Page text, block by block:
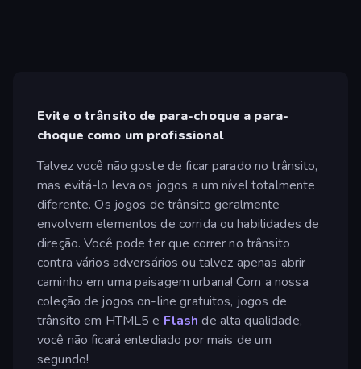
Evite o trânsito de para-choque a para-
choque como um profissional
Talvez você não goste de ficar parado no trânsito,
mas evitá-lo leva os jogos a um nível totalmente
diferente. Os jogos de trânsito geralmente
envolvem elementos de corrida ou habilidades de
direção. Você pode ter que correr no trânsito
contra vários adversários ou talvez apenas abrir
caminho em uma paisagem urbana! Com a nossa
coleção de jogos on-line gratuitos, jogos de
trânsito em HTML5 e Flash de alta qualidade,
você não ficará entediado por mais de um
segundo!